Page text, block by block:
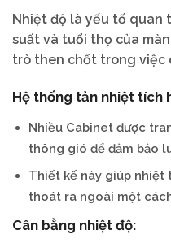
Nhiệt độ là yếu tố quan
suất và tuổi thọ của
trò then chốt trong việc
Hệ thống tản nhiệt tích
Nhiều Cabinet được
thông gió để đảm bảo
Thiết kế này giúp nhiệt
thoát ra ngoài một
Cân bằng nhiệt độ: